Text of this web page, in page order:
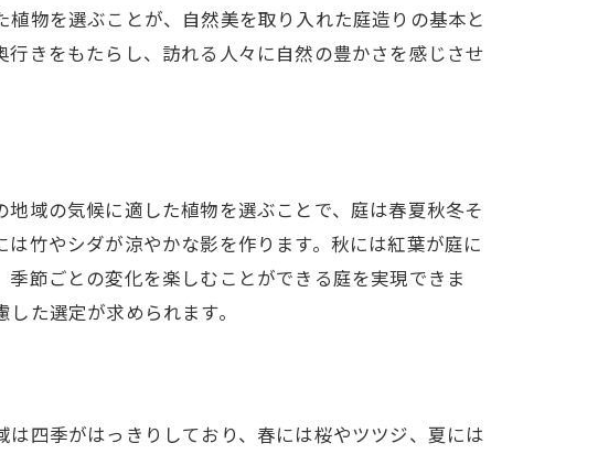
物を選ぶことが、自然美を取り入れた庭造りの基本と
きをもたらし、訪れる人々に自然の豊かさを感じさせ
域の気候に適した植物を選ぶことで、庭は春夏秋冬そ
竹やシダが涼やかな影を作ります。秋には紅葉が庭に
節ごとの変化を楽しむことができる庭を実現できま
た選定が求められます。
四季がはっきりしており、春には桜やツツジ、夏には